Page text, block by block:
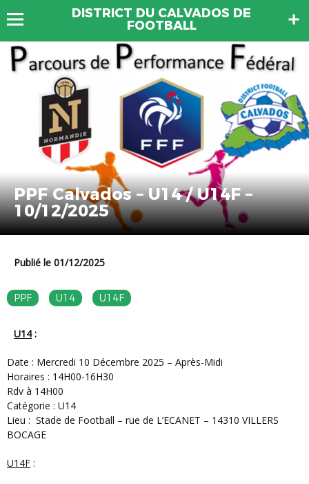
DISTRICT DU CALVADOS DE
FOOTBALL
PPF Calvados – U14 / U14F –
10/12/2025
Publié le 01/12/2025
PPF U14 U14F
U14:
Date : Mercredi 10 Décembre 2025 – Après-Midi
Horaires : 14H00-16H30
Rdv à 14H00
Catégorie : U14
Lieu : Stade de Football – rue de L’ECANET – 14310 VILLERS
BOCAGE
U14F :